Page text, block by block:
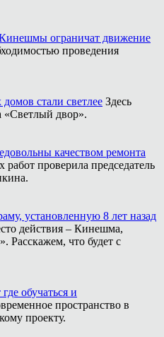
ограничат движение
проведения
стали светлее Здесь
«Светлый двор».
качеством ремонта
проверила председатель
установленную 8 лет назад
действия – Кинешма,
Расскажем, что будет с
обучаться и
пространство в
проекту.